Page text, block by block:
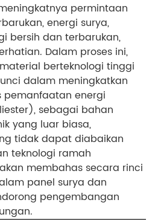
permintaan
energi surya,
bersih dan terbarukan,
Dalam proses ini,
berteknologi tinggi
dalam meningkatkan
pemanfaatan energi
sebagai bahan
yang luar biasa,
tidak dapat diabaikan
teknologi ramah
membahas secara rinci
panel surya dan
pengembangan